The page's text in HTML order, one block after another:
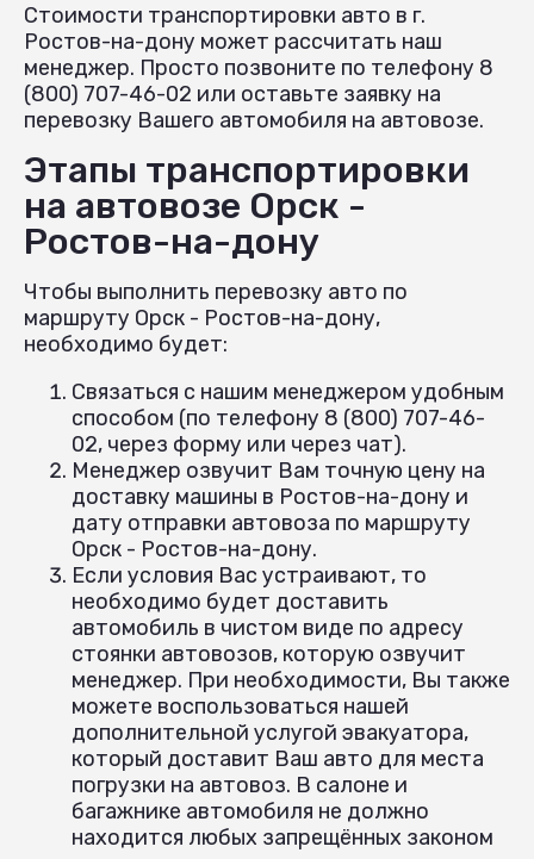
Стоимости транспортировки авто в г.
Ростов-на-дону может рассчитать наш
менеджер. Просто позвоните по телефону 8
(800) 707-46-02 или оставьте заявку на
перевозку Вашего автомобиля на автовозе.
Этапы транспортировки
на автовозе Орск -
Ростов-на-дону
Чтобы выполнить перевозку авто по
маршруту Орск - Ростов-на-дону,
необходимо будет:
Связаться с нашим менеджером удобным
способом (по телефону 8 (800) 707-46-
02, через форму или через чат).
Менеджер озвучит Вам точную цену на
доставку машины в Ростов-на-дону и
дату отправки автовоза по маршруту
Орск - Ростов-на-дону.
Если условия Вас устраивают, то
необходимо будет доставить
автомобиль в чистом виде по адресу
стоянки автовозов, которую озвучит
менеджер. При необходимости, Вы также
можете воспользоваться нашей
дополнительной услугой эвакуатора,
который доставит Ваш авто для места
погрузки на автовоз. В салоне и
багажнике автомобиля не должно
находится любых запрещённых законом